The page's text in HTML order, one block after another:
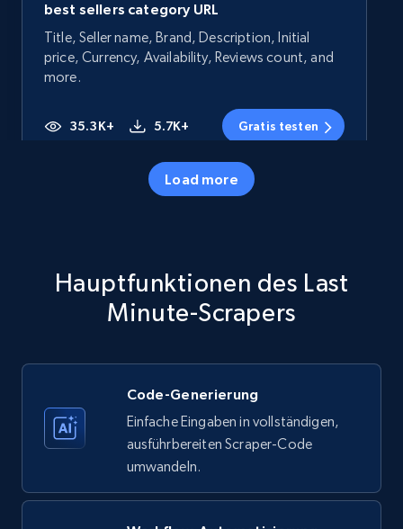
best sellers category URL
Title, Seller name, Brand, Description, Initial
price, Currency, Availability, Reviews count, and
more.
35.3K+ 5.7K+ Gratis testen
price, Currency, Availability, Reviews count, and
Amazon products - Collects products by
specific keywords
Title, Seller name, Brand, Description, Initial
Load more
Hauptfunktionen des Last
Minute-Scrapers
Code-Generierung
Einfache Eingaben in vollständigen,
ausführbereiten Scraper-Code
umwandeln.